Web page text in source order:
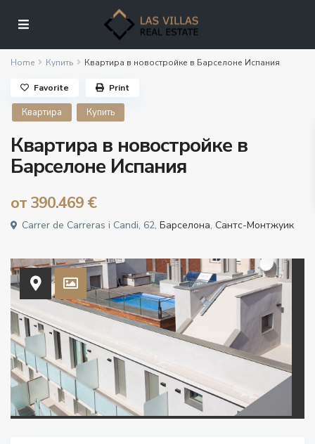
Home Купить Квартира в новостройке в Барселоне Испания
Квартира Купить
Квартира в новостройке в
Барселоне Испания
от 390.469 €
Carrer de Carreras i Candi, 62,Барселона, Сантс-Монтжуик
Favorite Print